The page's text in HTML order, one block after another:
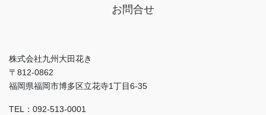
お問合せ
株式会社九州大田花き
〒812-0862
福岡県福岡市博多区立花寺1丁目6-35
TEL：092-513-0001